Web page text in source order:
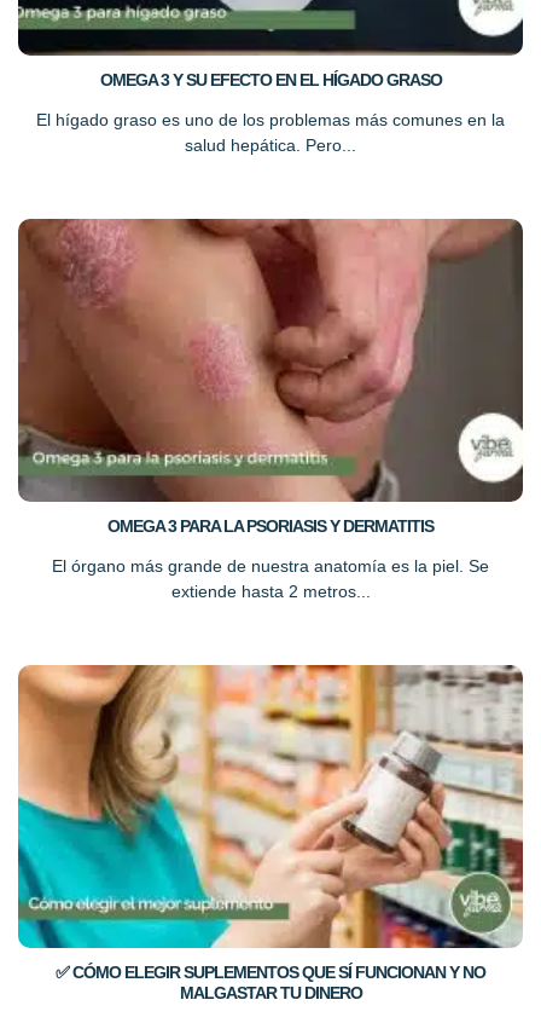
OMEGA 3 Y SU EFECTO EN EL HÍGADO GRASO
El hígado graso es uno de los problemas más comunes en la
salud hepática. Pero...
OMEGA 3 PARA LA PSORIASIS Y DERMATITIS
El órgano más grande de nuestra anatomía es la piel. Se
extiende hasta 2 metros...
✅ CÓMO ELEGIR SUPLEMENTOS QUE SÍ FUNCIONAN Y NO
MALGASTAR TU DINERO